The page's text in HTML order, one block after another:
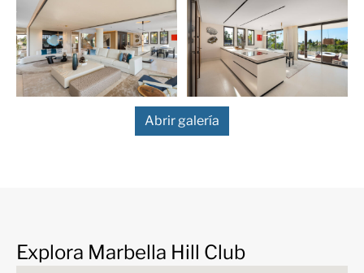
relajarse. Una cocina auxiliar totalmente equipada
complementa la cocina principal, y dos habitaciones de
invitados con baño privado garantizan la comodidad
de las visitas. Cada detalle refleja el refinado concepto
de interiorismo de Pedro Peña, con una cuidada
selección de muebles, materiales y texturas,
complementada con obras de arte exclusivas en toda
tranquilo despacho completan esta planta, todas
conectadas por un ascensor que da servicio a todas las
Abrir galería
Explora Marbella Hill Club